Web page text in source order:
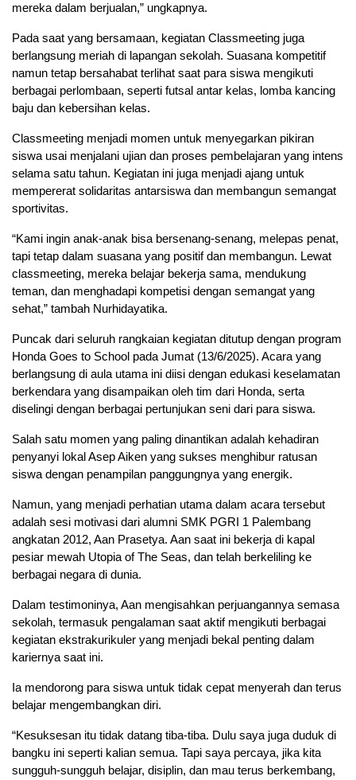
mereka dalam berjualan,” ungkapnya.
Pada saat yang bersamaan, kegiatan Classmeeting juga
berlangsung meriah di lapangan sekolah. Suasana kompetitif
namun tetap bersahabat terlihat saat para siswa mengikuti
berbagai perlombaan, seperti futsal antar kelas, lomba kancing
baju dan kebersihan kelas.
Classmeeting menjadi momen untuk menyegarkan pikiran
siswa usai menjalani ujian dan proses pembelajaran yang intens
selama satu tahun. Kegiatan ini juga menjadi ajang untuk
mempererat solidaritas antarsiswa dan membangun semangat
sportivitas.
“Kami ingin anak-anak bisa bersenang-senang, melepas penat,
tapi tetap dalam suasana yang positif dan membangun. Lewat
classmeeting, mereka belajar bekerja sama, mendukung
teman, dan menghadapi kompetisi dengan semangat yang
sehat,” tambah Nurhidayatika.
Puncak dari seluruh rangkaian kegiatan ditutup dengan program
Honda Goes to School pada Jumat (13/6/2025). Acara yang
berlangsung di aula utama ini diisi dengan edukasi keselamatan
berkendara yang disampaikan oleh tim dari Honda, serta
diselingi dengan berbagai pertunjukan seni dari para siswa.
Salah satu momen yang paling dinantikan adalah kehadiran
penyanyi lokal Asep Aiken yang sukses menghibur ratusan
siswa dengan penampilan panggungnya yang energik.
Namun, yang menjadi perhatian utama dalam acara tersebut
adalah sesi motivasi dari alumni SMK PGRI 1 Palembang
angkatan 2012, Aan Prasetya. Aan saat ini bekerja di kapal
pesiar mewah Utopia of The Seas, dan telah berkeliling ke
berbagai negara di dunia.
Dalam testimoninya, Aan mengisahkan perjuangannya semasa
sekolah, termasuk pengalaman saat aktif mengikuti berbagai
kegiatan ekstrakurikuler yang menjadi bekal penting dalam
kariernya saat ini.
Ia mendorong para siswa untuk tidak cepat menyerah dan terus
belajar mengembangkan diri.
“Kesuksesan itu tidak datang tiba-tiba. Dulu saya juga duduk di
bangku ini seperti kalian semua. Tapi saya percaya, jika kita
sungguh-sungguh belajar, disiplin, dan mau terus berkembang,